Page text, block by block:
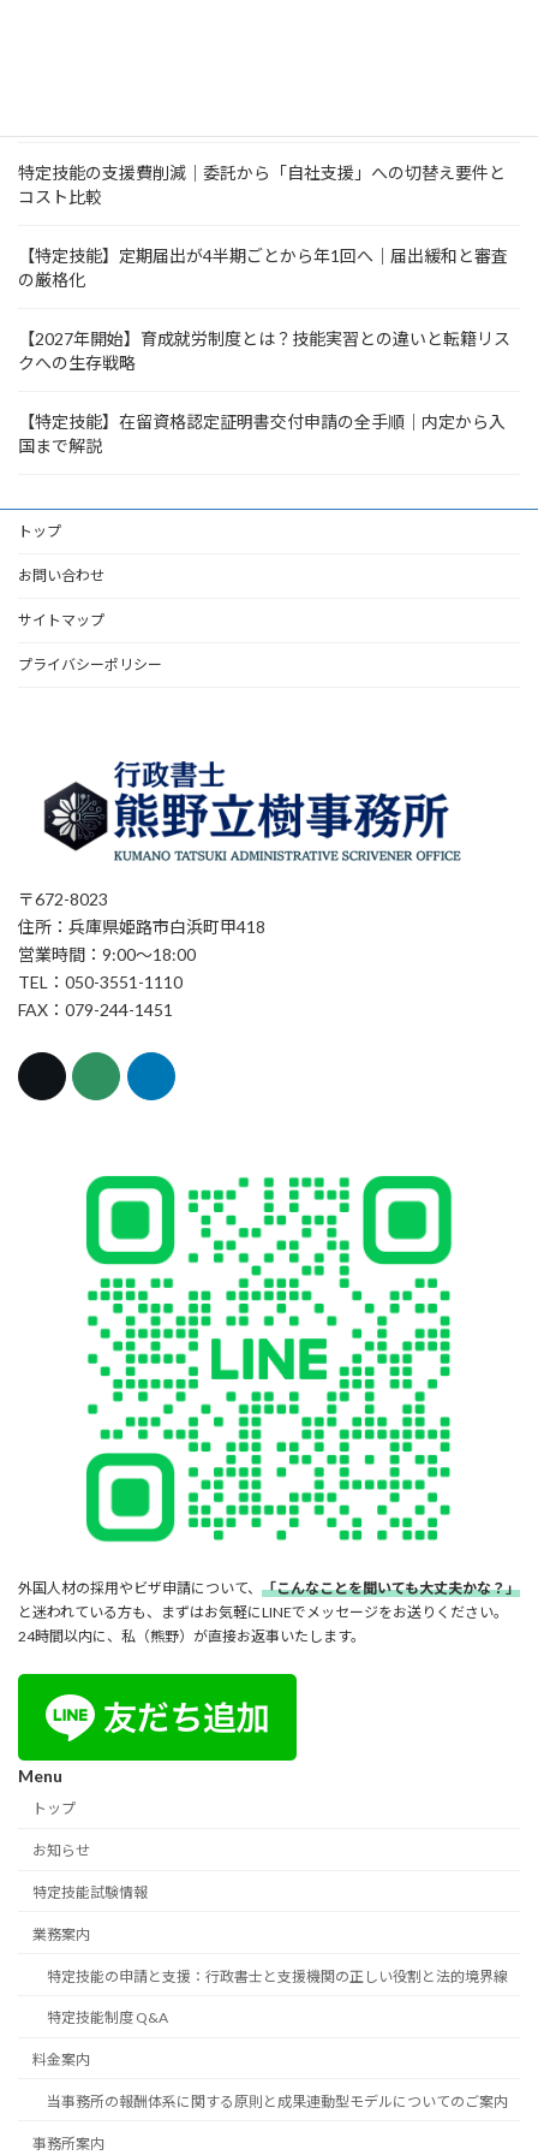
特定技能の支援費削減｜委託から「自社支援」への切替え要件と
コスト比較
【特定技能】定期届出が4半期ごとから年1回へ｜届出緩和と審査
の厳格化
【2027年開始】育成就労制度とは？技能実習との違いと転籍リス
クへの生存戦略
【特定技能】在留資格認定証明書交付申請の全手順｜内定から入
国まで解説
トップ
お問い合わせ
サイトマップ
プライバシーポリシー
〒672-8023
住所：兵庫県姫路市白浜町甲418
営業時間：9:00～18:00
TEL：050-3551-1110
FAX：079-244-1451
外国人材の採用やビザ申請について、 「こんなことを聞いても大丈夫かな？」
と迷われている方も、まずはお気軽にLINEでメッセージをお送りください。
24時間以内に、私（熊野）が直接お返事いたします。
Menu
トップ
お知らせ
特定技能試験情報
業務案内
特定技能の申請と支援：行政書士と支援機関の正しい役割と法的境界線
特定技能制度 Q&A
料金案内
当事務所の報酬体系に関する原則と成果連動型モデルについてのご案内
事務所案内